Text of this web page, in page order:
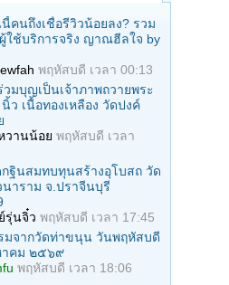
คนถึงเชื่อรีวิวน้อยลง? รวม
ใช้บริการจริง ญาณฮีลใจ by
พฤหัสบดี เวลา 00:13
มบุญเป็นเจ้าภาพถวายพระ
ว เนื้อทองเหลือง วัดปงค์
วานน้อย พฤหัสบดี เวลา
ฐินสมทบทุนสร้างอุโบสถ วัด
าราม จ.ปราจีนบุรี
รุ่นจิ๋ว พฤหัสบดี เวลา 17:45
มจากวัดท่าขนุน วันพฤหัสบดี
าคม ๒๕๖๙
พฤหัสบดี เวลา 18:06